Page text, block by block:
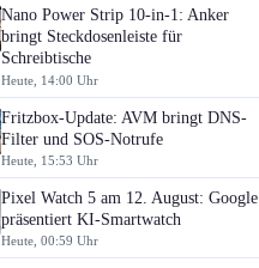
Nano Power Strip 10-in-1: Anker
bringt Steckdosenleiste für
Schreibtische
Heute, 14:00 Uhr
Fritzbox-Update: AVM bringt DNS-
Filter und SOS-Notrufe
Heute, 15:53 Uhr
Pixel Watch 5 am 12. August: Google
präsentiert KI-Smartwatch
Heute, 00:59 Uhr